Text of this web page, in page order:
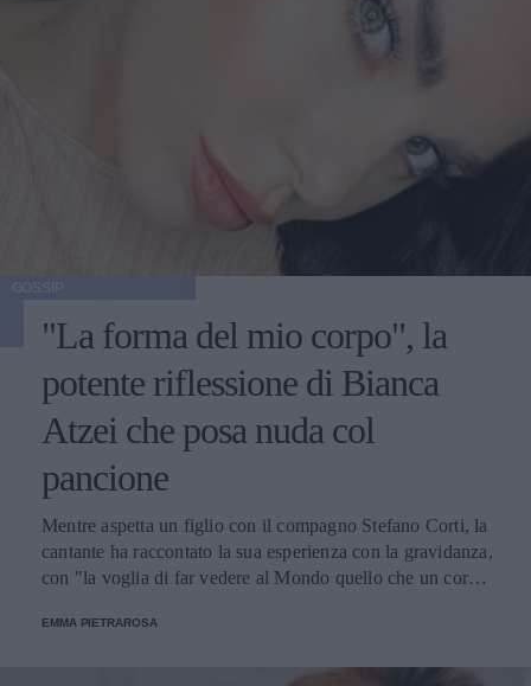
"La forma del mio corpo", la
potente riflessione di Bianca
Atzei che posa nuda col
pancione
Mentre aspetta un figlio con il compagno Stefano Corti, la
cantante ha raccontato la sua esperienza con la gravidanza,
con "la voglia di far vedere al Mondo quello che un corpo
EMMA PIETRAROSA